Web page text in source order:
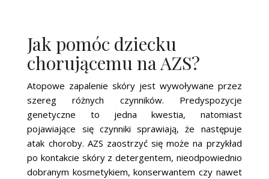
Jak pomóc dziecku
chorującemu na AZS?
Atopowe zapalenie skóry jest wywoływane przez
szereg różnych czynników. Predyspozycje
genetyczne to jedna kwestia, natomiast
pojawiające się czynniki sprawiają, że następuje
atak choroby. AZS zaostrzyć się może na przykład
po kontakcie skóry z detergentem, nieodpowiednio
dobranym kosmetykiem, konserwantem czy nawet